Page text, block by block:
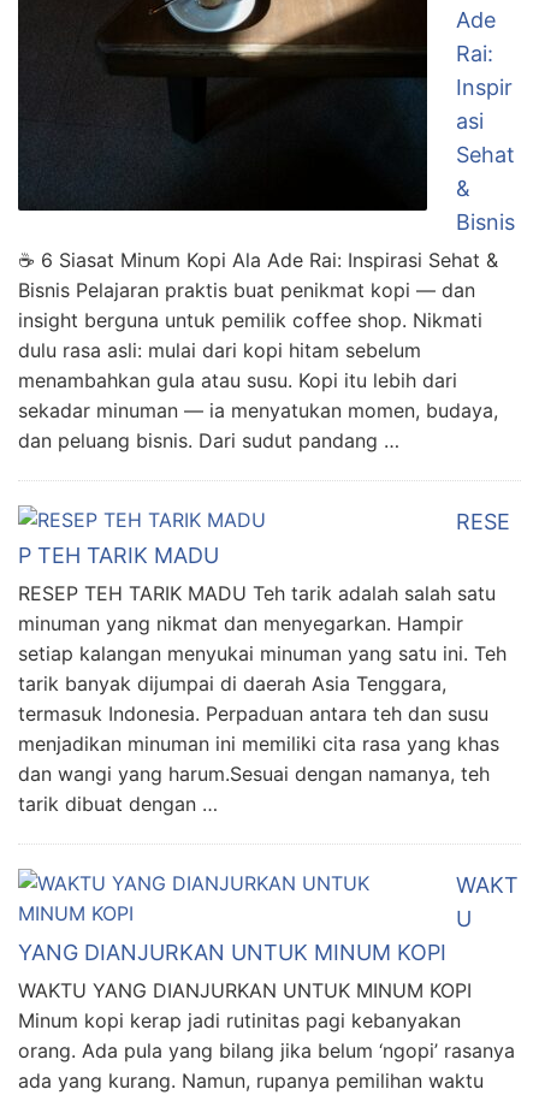
Ade
Rai:
Inspir
asi
Sehat
&
Bisnis
☕ 6 Siasat Minum Kopi Ala Ade Rai: Inspirasi Sehat &
Bisnis Pelajaran praktis buat penikmat kopi — dan
insight berguna untuk pemilik coffee shop. Nikmati
dulu rasa asli: mulai dari kopi hitam sebelum
menambahkan gula atau susu. Kopi itu lebih dari
sekadar minuman — ia menyatukan momen, budaya,
dan peluang bisnis. Dari sudut pandang …
RESE
P TEH TARIK MADU
RESEP TEH TARIK MADU Teh tarik adalah salah satu
minuman yang nikmat dan menyegarkan. Hampir
setiap kalangan menyukai minuman yang satu ini. Teh
tarik banyak dijumpai di daerah Asia Tenggara,
termasuk Indonesia. Perpaduan antara teh dan susu
menjadikan minuman ini memiliki cita rasa yang khas
dan wangi yang harum.Sesuai dengan namanya, teh
tarik dibuat dengan …
WAKT
U
YANG DIANJURKAN UNTUK MINUM KOPI
WAKTU YANG DIANJURKAN UNTUK MINUM KOPI
Minum kopi kerap jadi rutinitas pagi kebanyakan
orang. Ada pula yang bilang jika belum ‘ngopi’ rasanya
ada yang kurang. Namun, rupanya pemilihan waktu